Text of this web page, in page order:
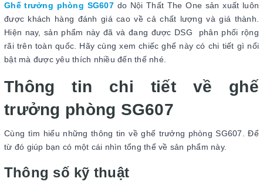
Ghế trưởng phòng SG607do Nội Thất The One sản xuất luôn
được khách hàng đánh giá cao về cả chất lượng và giá thành.
Hiện nay, sản phẩm này đã và đang được DSG phân phối rộng
rãi trên toàn quốc. Hãy cùng xem chiếc ghế này có chi tiết gì nổi
bật mà được yêu thích nhiều đến thế nhé.
Thông tin chi tiết về ghế
trưởng phòng SG607
Cùng tìm hiểu những thông tin về ghế trưởng phòng SG607. Để
từ đó giúp bạn có một cái nhìn tổng thể về sản phẩm này.
Thông số kỹ thuật